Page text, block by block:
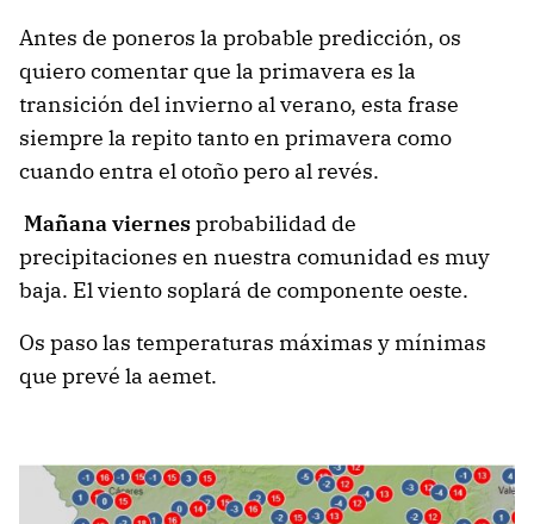
Antes de poneros la probable predicción, os
quiero comentar que la primavera es la
transición del invierno al verano, esta frase
siempre la repito tanto en primavera como
cuando entra el otoño pero al revés.
Mañana viernesprobabilidad de
precipitaciones en nuestra comunidad es muy
baja. El viento soplará de componente oeste.
Os paso las temperaturas máximas y mínimas
que prevé la aemet.